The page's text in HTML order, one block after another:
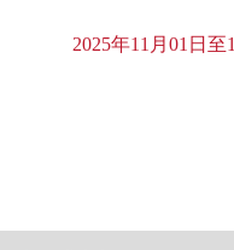
2025年11月01日